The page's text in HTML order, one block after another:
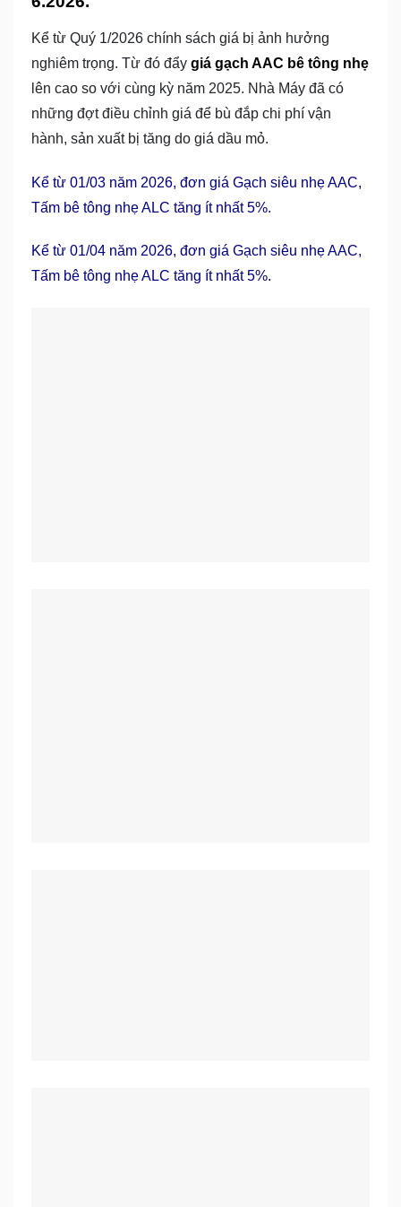
Kể từ Quý 1/2026 chính sách giá bị ảnh hưởng
nghiêm trọng. Từ đó đẩy giá gạch AAC bê tông nhẹ
lên cao so với cùng kỳ năm 2025. Nhà Máy đã có
những đợt điều chỉnh giá để bù đắp chi phí vận
hành, sản xuất bị tăng do giá dầu mỏ.
Kể từ 01/03 năm 2026, đơn giá Gạch siêu nhẹ AAC,
Tấm bê tông nhẹ ALC tăng ít nhất 5%.
Kể từ 01/04 năm 2026, đơn giá Gạch siêu nhẹ AAC,
Tấm bê tông nhẹ ALC tăng ít nhất 5%.